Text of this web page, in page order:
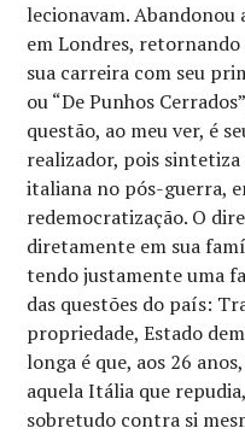
lecionavam.
em Londres, retornando
sua carreira com seu
ou “De Punhos
questão, ao meu ver, é
realizador, pois sintetiza
italiana no pós-guerra,
redemocratização. O
diretamente em sua
tendo justamente uma
das questões do país:
propriedade, Estado
longa é que, aos 26
aquela Itália que
sobretudo contra si